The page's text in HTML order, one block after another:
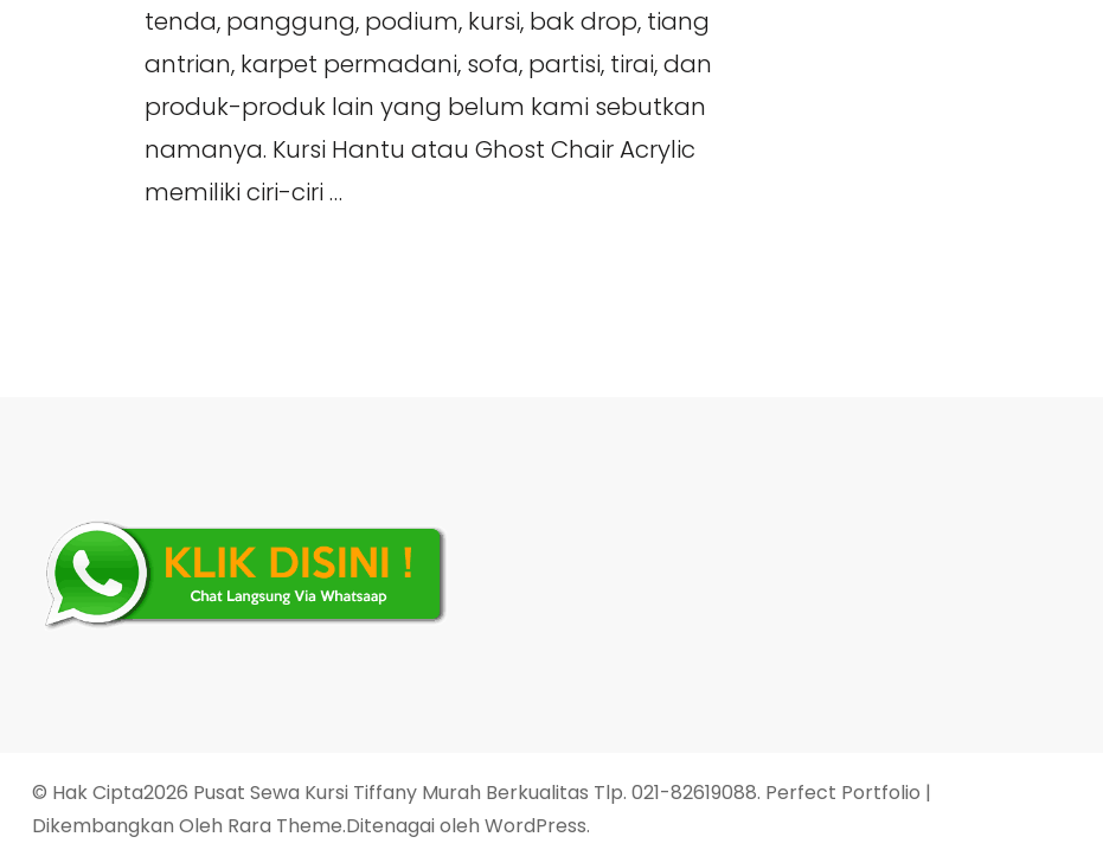
tenda, panggung, podium, kursi, bak drop, tiang
antrian, karpet permadani, sofa, partisi, tirai, dan
produk-produk lain yang belum kami sebutkan
namanya. Kursi Hantu atau Ghost Chair Acrylic
memiliki ciri-ciri …
© Hak Cipta2026 Pusat Sewa Kursi Tiffany Murah Berkualitas Tlp. 021-82619088. Perfect Portfolio |
Dikembangkan Oleh Rara Theme.Ditenagai oleh WordPress.